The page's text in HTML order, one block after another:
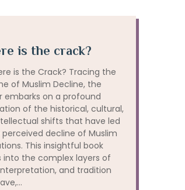
is the crack?
is the Crack? Tracing the
of Muslim Decline, the
embarks on a profound
of the historical, cultural,
shifts that have led
decline of Muslim
This insightful book
into the complex layers of
and tradition